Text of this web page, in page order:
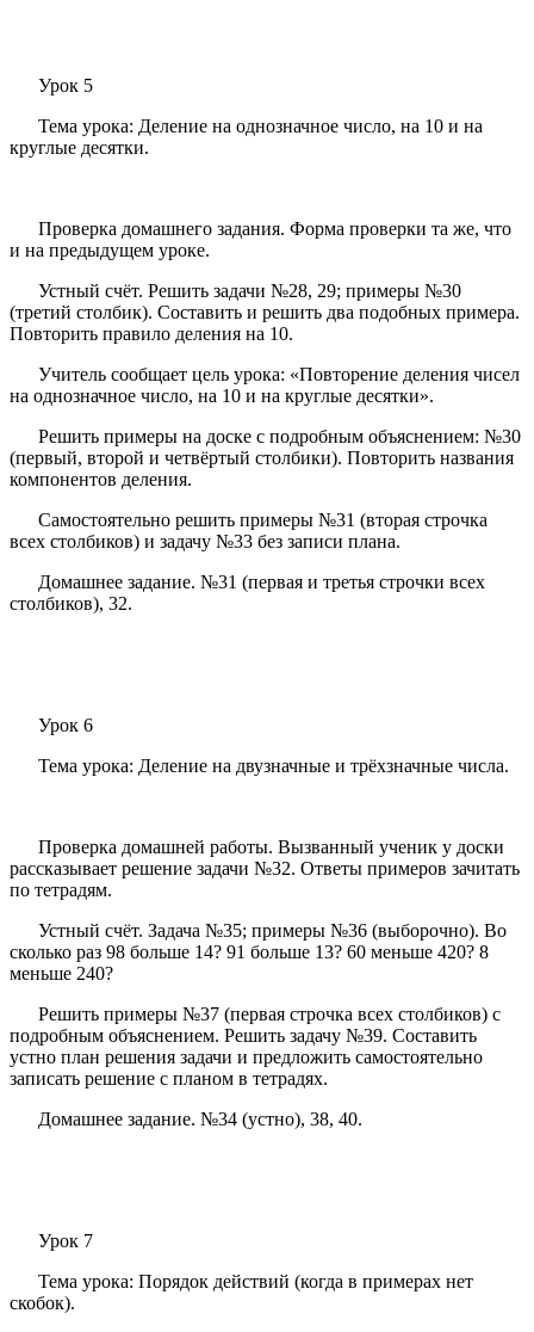
Урок 5
Тема урока: Деление на однозначное число, на 10 и на
круглые десятки.
Проверка домашнего задания. Форма проверки та же, что
и на предыдущем уроке.
Устный счёт. Решить задачи №28, 29; примеры №30
(третий столбик). Составить и решить два подобных примера.
Повторить правило деления на 10.
Учитель сообщает цель урока: «Повторение деления чисел
на однозначное число, на 10 и на круглые десятки».
Решить примеры на доске с подробным объяснением: №30
(первый, второй и четвёртый столбики). Повторить названия
компонентов деления.
Самостоятельно решить примеры №31 (вторая строчка
всех столбиков) и задачу №33 без записи плана.
Домашнее задание. №31 (первая и третья строчки всех
столбиков), 32.
Урок 6
Тема урока: Деление на двузначные и трёхзначные числа.
Проверка домашней работы. Вызванный ученик у доски
рассказывает решение задачи №32. Ответы примеров зачитать
по тетрадям.
Устный счёт. Задача №35; примеры №36 (выборочно). Во
сколько раз 98 больше 14? 91 больше 13? 60 меньше 420? 8
меньше 240?
Решить примеры №37 (первая строчка всех столбиков) с
подробным объяснением. Решить задачу №39. Составить
устно план решения задачи и предложить самостоятельно
записать решение с планом в тетрадях.
Домашнее задание. №34 (устно), 38, 40.
Урок 7
Тема урока: Порядок действий (когда в примерах нет
скобок).